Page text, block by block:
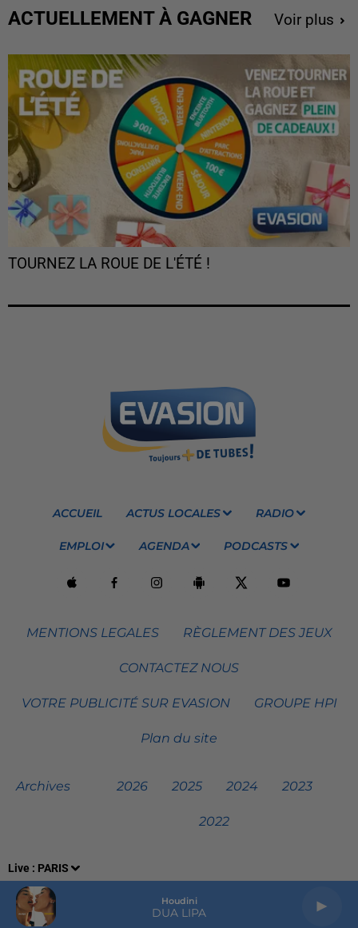
Live : PARIS
Houdini
DUA LIPA
ACTUELLEMENT À GAGNER Voir plus
TOURNEZ LA ROUE DE L'ÉTÉ !
ACCUEIL ACTUS LOCALES RADIO
EMPLOI AGENDA PODCASTS
MENTIONS LEGALES RÈGLEMENT DES JEUX
CONTACTEZ NOUS
VOTRE PUBLICITÉ SUR EVASION GROUPE HPI
Plan du site
Archives 2026 2025 2024 2023
2022